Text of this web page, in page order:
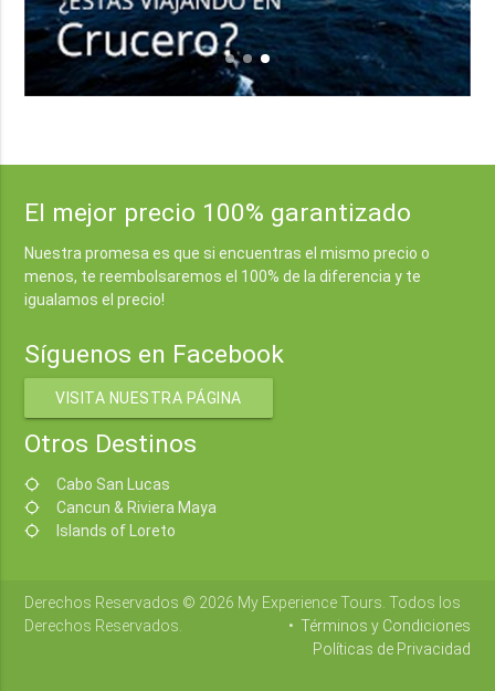
El mejor precio 100% garantizado
Nuestra promesa es que si encuentras el mismo precio o
menos, te reembolsaremos el 100% de la diferencia y te
igualamos el precio!
Síguenos en Facebook
VISITA NUESTRA PÁGINA
Otros Destinos
location_searching Cabo San Lucas
location_searching Cancun & Riviera Maya
location_searching Islands of Loreto
Derechos Reservados © 2026 My Experience Tours. Todos los
Derechos Reservados.
Términos y Condiciones
•
Políticas de Privacidad